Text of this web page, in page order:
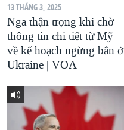
13 THÁNG 3, 2025
Nga thận trọng khi chờ
thông tin chi tiết từ Mỹ
về kế hoạch ngừng bắn ở
Ukraine | VOA